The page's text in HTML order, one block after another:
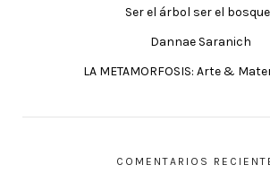
Ser el árbol ser el
Dannae Saranich
LA METAMORFOSIS: Arte &
COMENTARIOS